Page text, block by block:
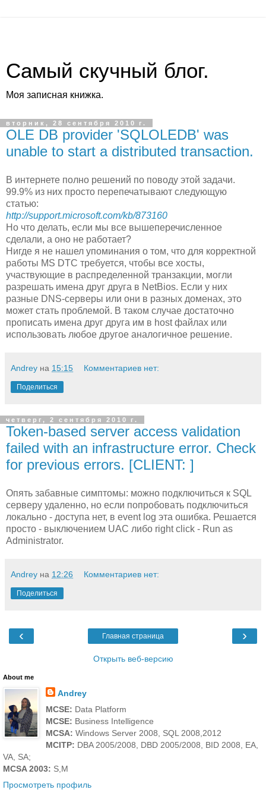
Самый скучный блог.
Моя записная книжка.
вторник, 28 сентября 2010 г.
OLE DB provider 'SQLOLEDB' was
unable to start a distributed transaction.
В интернете полно решений по поводу этой задачи.
99.9% из них просто перепечатывают следующую
статью:
http://support.microsoft.com/kb/873160
Но что делать, если мы все вышеперечисленное
сделали, а оно не работает?
Нигде я не нашел упоминания о том, что для корректной
работы MS DTC требуется, чтобы все хосты,
участвующие в распределенной транзакции, могли
разрешать имена друг друга в NetBios. Если у них
разные DNS-серверы или они в разных доменах, это
может стать проблемой. В таком случае достаточно
прописать имена друг друга им в host файлах или
использовать любое другое аналогичное решение.
Andrey на 15:15 Комментариев нет:
Поделиться
четверг, 2 сентября 2010 г.
Token-based server access validation
failed with an infrastructure error. Check
for previous errors. [CLIENT: ]
Опять забавные симптомы: можно подключиться к SQL
серверу удаленно, но если попробовать подключиться
локально - доступа нет, в event log эта ошибка. Решается
просто - выключением UAC либо right click - Run as
Administrator.
Andrey на 12:26 Комментариев нет:
Поделиться
‹ ›
Главная страница
Открыть веб-версию
About me
Andrey
MCSE: Data Platform
MCSE: Business Intelligence
MCSA: Windows Server 2008, SQL 2008,2012
MCITP: DBA 2005/2008, DBD 2005/2008, BID 2008, EA,
VA, SA;
MCSA 2003: S,M
Просмотреть профиль